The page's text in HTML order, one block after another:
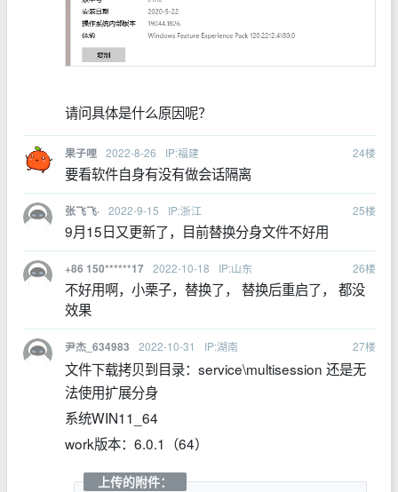
请问具体是什么原因呢？
果子哩 2022-8-26 IP:福建 24楼
要看软件自身有没有做会话隔离
张飞飞· 2022-9-15 IP:浙江 25楼
9月15日又更新了，目前替换分身文件不好用
+86 150******17 2022-10-18 IP:山东 26楼
不好用啊，小栗子，替换了， 替换后重启了， 都没
效果
尹杰_634983 2022-10-31 IP:湖南 27楼
文件下载拷贝到目录：service\multisession 还是无
法使用扩展分身
系统WIN11_64
work版本：6.0.1（64）
上传的附件：